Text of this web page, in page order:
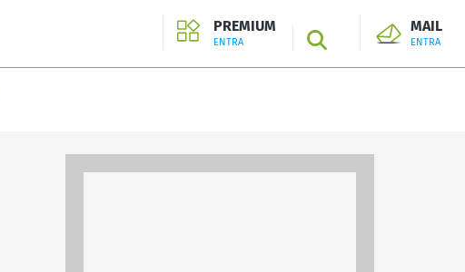
PREMIUM
ENTRA SEARCH
MAIL
ENTRA